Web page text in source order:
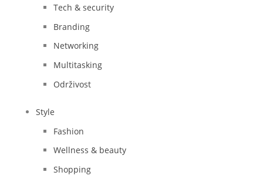
Tech & security
Branding
Networking
Multitasking
Održivost
Style
Fashion
Wellness & beauty
Shopping